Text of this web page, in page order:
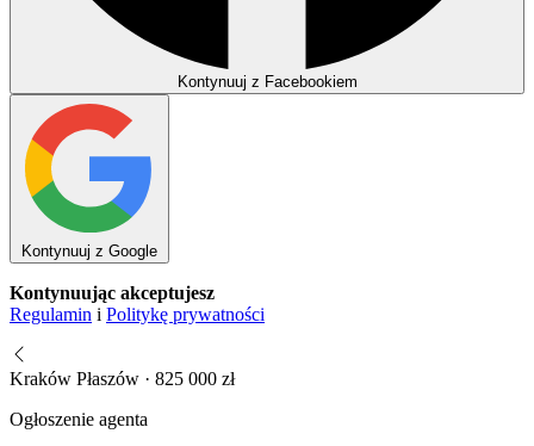
Kontynuuj z Facebookiem
Kontynuuj z Google
Kontynuując akceptujesz
Regulamin i Politykę prywatności
Kraków Płaszów · 825 000 zł
Ogłoszenie agenta